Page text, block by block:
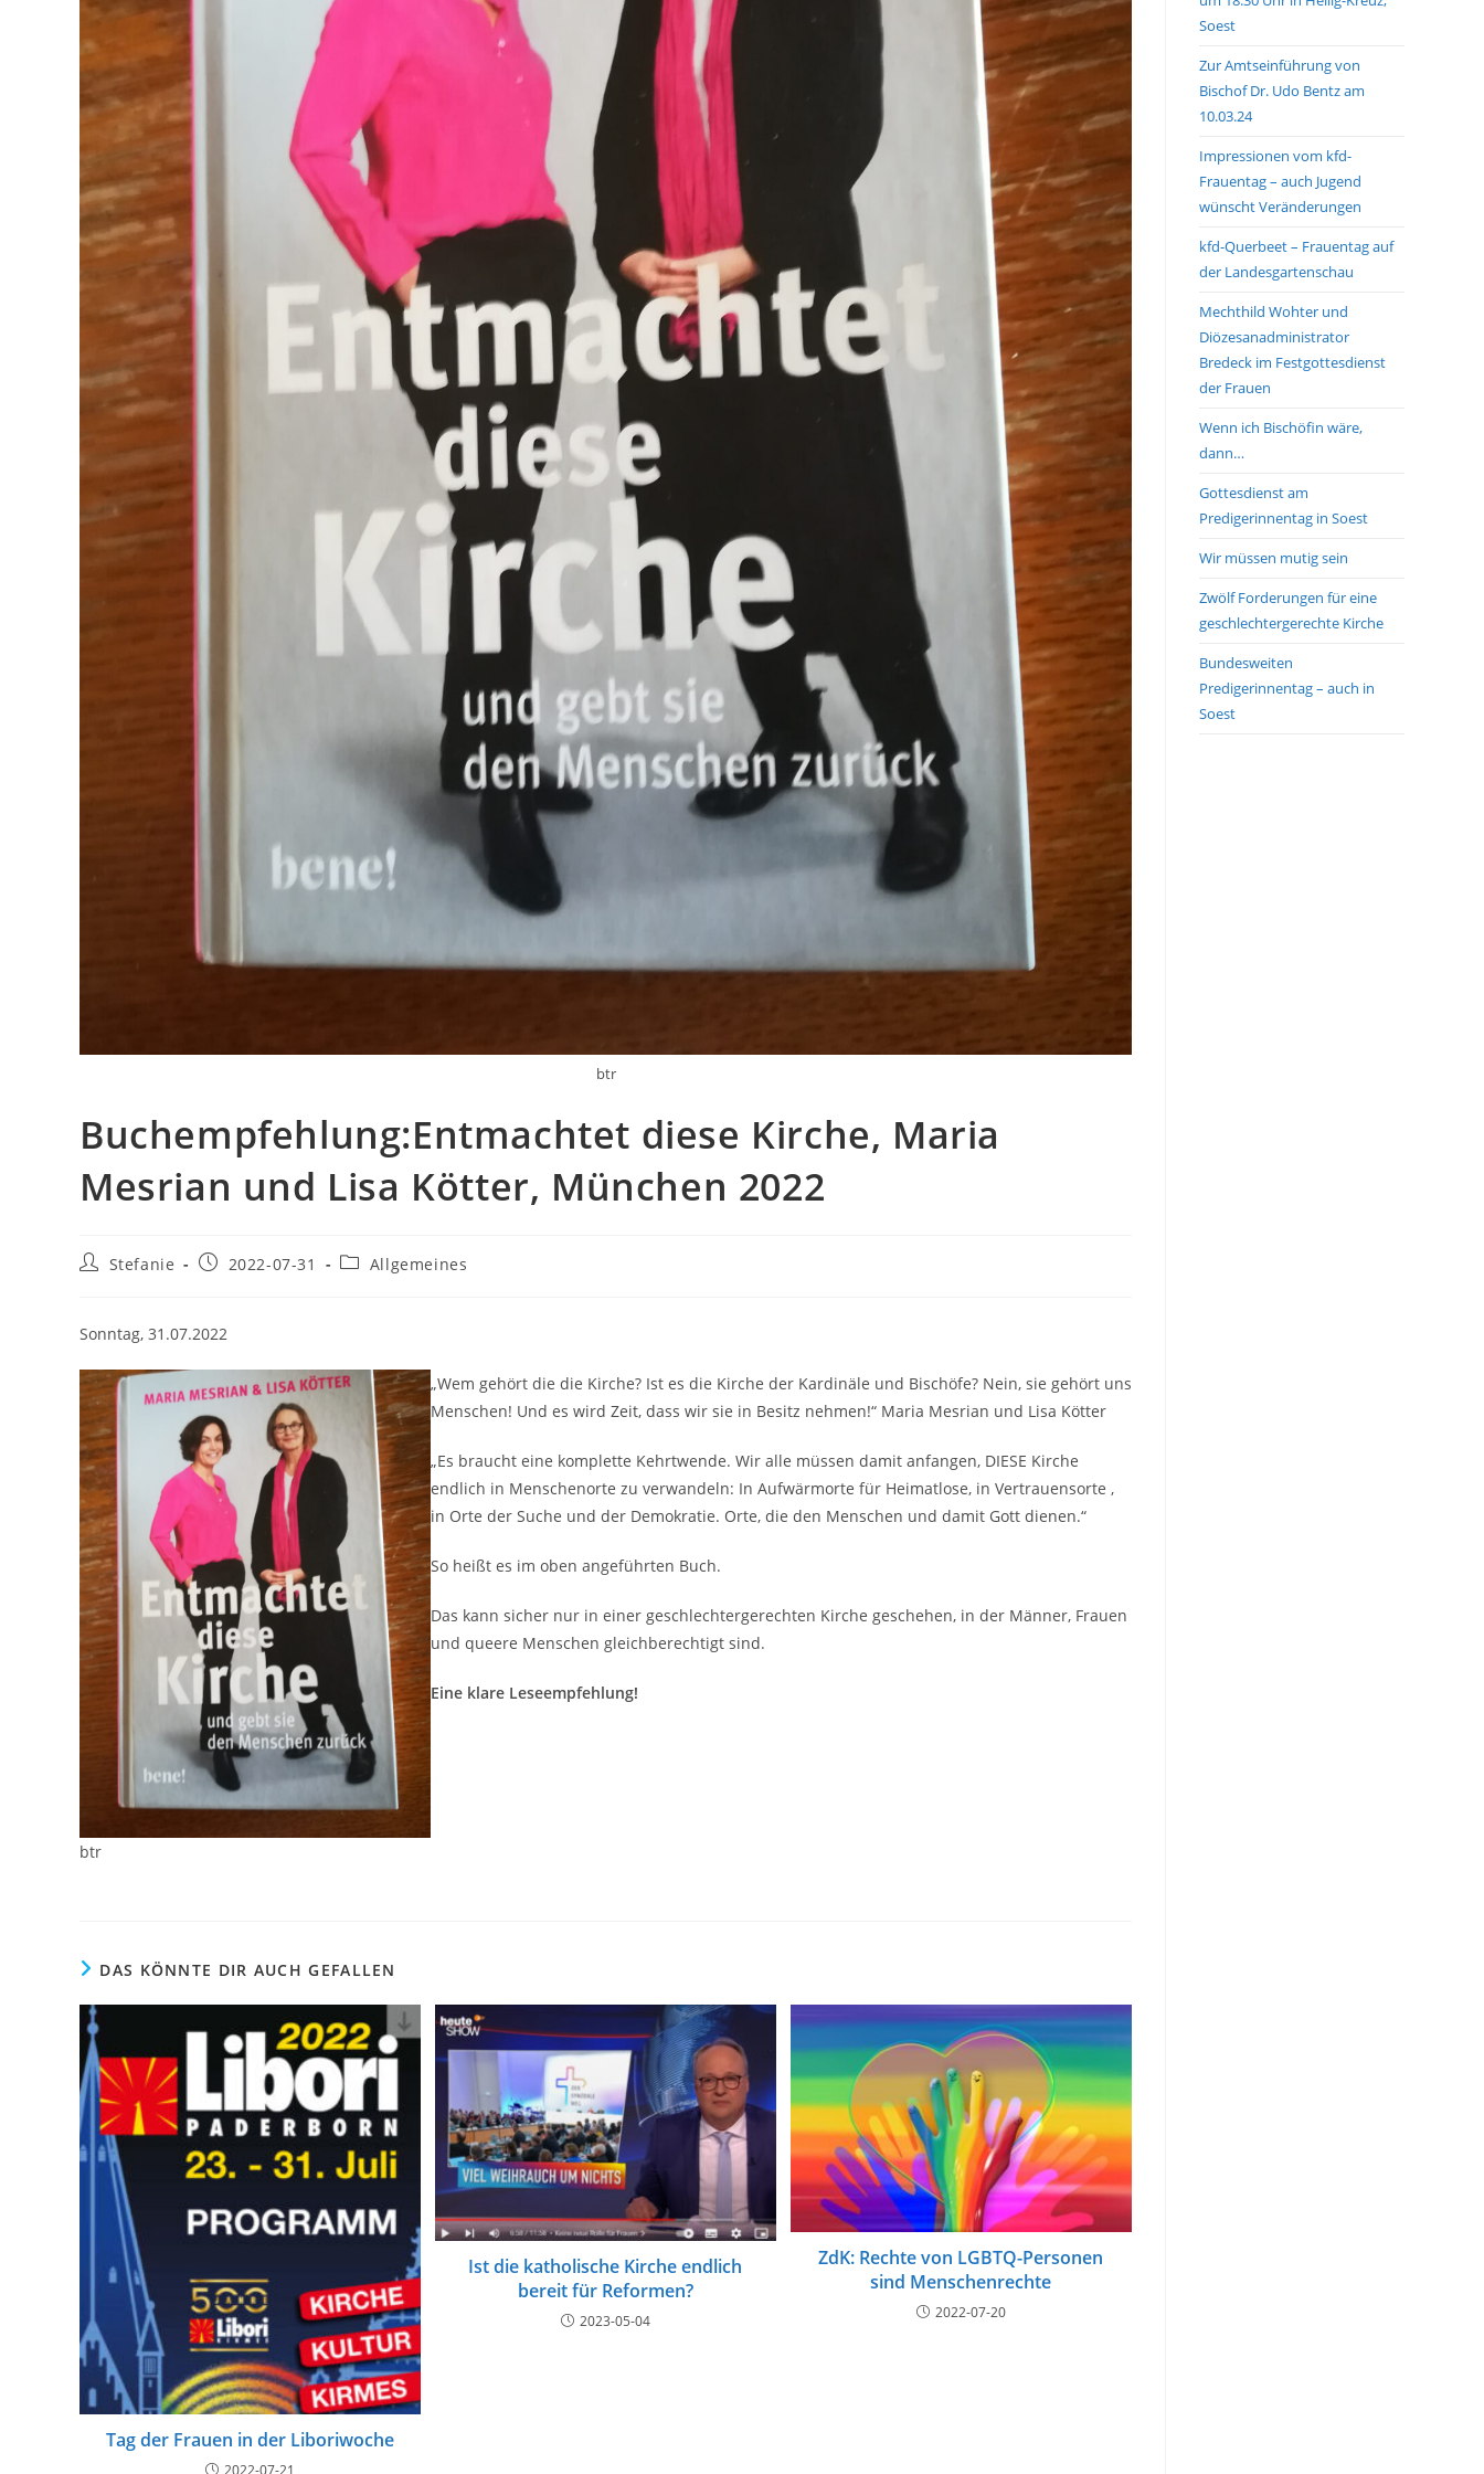
btr
Buchempfehlung:Entmachtet diese Kirche, Maria
Mesrian und Lisa Kötter, München 2022
Beitrags-
Stefanie
Beitrag2022-07-31
Beitrags-
Allgemeines
Sonntag, 31.07.2022
btr
„Wem gehört die die Kirche? Ist es die Kirche der Kardinäle und Bischöfe? Nein, sie gehört uns
Menschen! Und es wird Zeit, dass wir sie in Besitz nehmen!“ Maria Mesrian und Lisa Kötter
„Es braucht eine komplette Kehrtwende. Wir alle müssen damit anfangen, DIESE Kirche
endlich in Menschenorte zu verwandeln: In Aufwärmorte für Heimatlose, in Vertrauensorte ,
in Orte der Suche und der Demokratie. Orte, die den Menschen und damit Gott dienen.“
So heißt es im oben angeführten Buch.
Das kann sicher nur in einer geschlechtergerechten Kirche geschehen, in der Männer, Frauen
und queere Menschen gleichberechtigt sind.
Eine klare Leseempfehlung!
DAS KÖNNTE DIR AUCH GEFALLEN
Tag der Frauen in der Liboriwoche
2022-07-21
Ist die katholische Kirche endlich
bereit für Reformen?
2023-05-04
ZdK: Rechte von LGBTQ-Personen
sind Menschenrechte
2022-07-20
Soest
Zur Amtseinführung von
Bischof Dr. Udo Bentz am
10.03.24
Impressionen vom kfd-
Frauentag – auch Jugend
wünscht Veränderungen
kfd-Querbeet – Frauentag auf
der Landesgartenschau
Mechthild Wohter und
Diözesanadministrator
Bredeck im Festgottesdienst
der Frauen
Wenn ich Bischöfin wäre,
dann…
Gottesdienst am
Predigerinnentag in Soest
Wir müssen mutig sein
Zwölf Forderungen für eine
geschlechtergerechte Kirche
Bundesweiten
Predigerinnentag – auch in
Soest